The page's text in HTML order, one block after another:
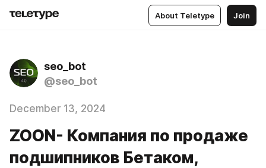
About Teletype Join
seo_bot
@seo_bot
December 13, 2024
ZOON- Компания по продаже
подшипников Бетаком,